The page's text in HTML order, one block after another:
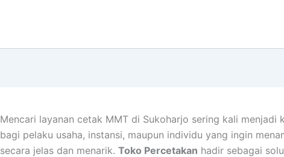
Mencari layanan cetak MMT di Sukoharjo sering kali menjadi
bagi pelaku usaha, instansi, maupun individu yang ingin
secara jelas dan menarik. Toko Percetakan hadir sebagai